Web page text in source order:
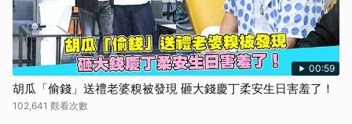
00:59
胡瓜「偷錢」送禮老婆糗被發現 砸大錢慶丁柔安生日害羞了！
102,641 觀看次數